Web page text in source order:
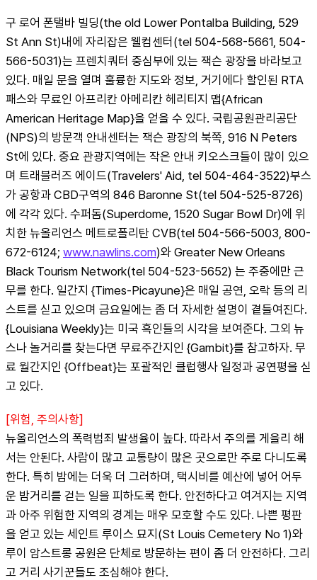
구 로어 폰탤바 빌딩(the old Lower Pontalba Building, 529
St Ann St)내에 자리잡은 웰컴센터(tel 504-568-5661, 504-
566-5031)는 프렌치쿼터 중심부에 있는 잭슨 광장을 바라보고
있다. 매일 문을 열며 훌륭한 지도와 정보, 거기에다 할인된 RTA
패스와 무료인 아프리칸 아메리칸 헤리티지 맵{African
American Heritage Map}을 얻을 수 있다. 국립공원관리공단
(NPS)의 방문객 안내센터는 잭슨 광장의 북쪽, 916 N Peters
St에 있다. 중요 관광지역에는 작은 안내 키오스크들이 많이 있으
며 트래블러즈 에이드(Travelers' Aid, tel 504-464-3522)부스
가 공항과 CBD구역의 846 Baronne St(tel 504-525-8726)
에 각각 있다. 수퍼돔(Superdome, 1520 Sugar Bowl Dr)에 위
치한 뉴올리언스 메트로폴리탄 CVB(tel 504-566-5003, 800-
672-6124; www.nawlins.com)와 Greater New Orleans
Black Tourism Network(tel 504-523-5652) 는 주중에만 근
무를 한다. 일간지 {Times-Picayune}은 매일 공연, 오락 등의 리
스트를 싣고 있으며 금요일에는 좀 더 자세한 설명이 곁들여진다.
{Louisiana Weekly}는 미국 흑인들의 시각을 보여준다. 그외 뉴
스나 놀거리를 찾는다면 무료주간지인 {Gambit}를 참고하자. 무
료 월간지인 {Offbeat}는 포괄적인 클럽행사 일정과 공연평을 싣
고 있다.
[위험, 주의사항]
뉴올리언스의 폭력범죄 발생율이 높다. 따라서 주의를 게을리 해
서는 안된다. 사람이 많고 교통량이 많은 곳으로만 주로 다니도록
한다. 특히 밤에는 더욱 더 그러하며, 택시비를 예산에 넣어 어두
운 밤거리를 걷는 일을 피하도록 한다. 안전하다고 여겨지는 지역
과 아주 위험한 지역의 경계는 매우 모호할 수도 있다. 나쁜 평판
을 얻고 있는 세인트 루이스 묘지(St Louis Cemetery No 1)와
루이 암스트롱 공원은 단체로 방문하는 편이 좀 더 안전하다. 그리
고 거리 사기꾼들도 조심해야 한다.